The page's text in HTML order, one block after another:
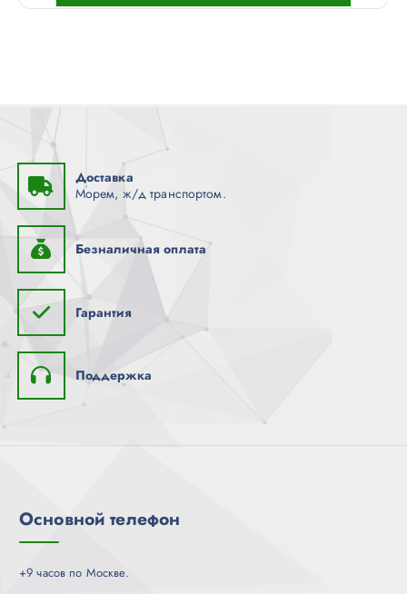
Доставка
Морем, ж/д транспортом.
Безналичная оплата
Гарантия
Поддержка
Основной телефон
+9 часов по Москве.